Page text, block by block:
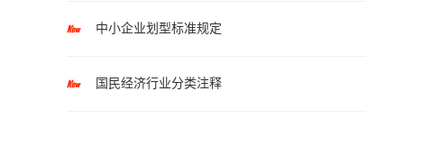
中小企业划型标准规定
国民经济行业分类注释